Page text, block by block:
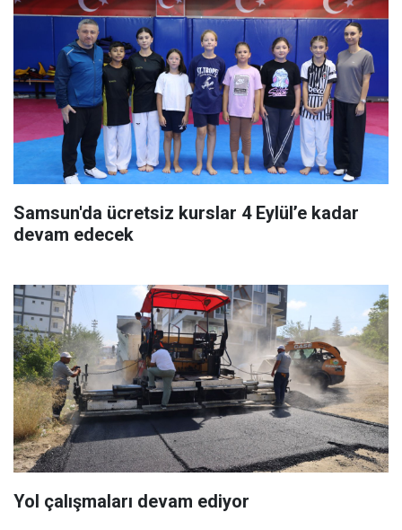
Samsun'da ücretsiz kurslar 4 Eylül’e kadar
devam edecek
Yol çalışmaları devam ediyor